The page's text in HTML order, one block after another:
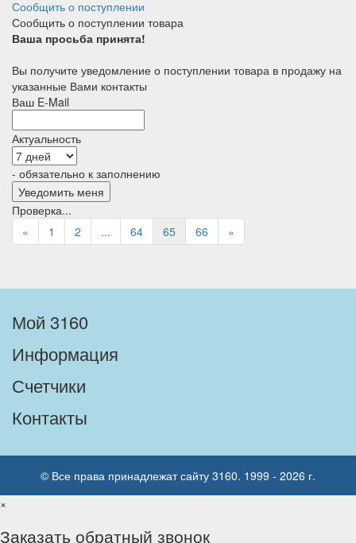
Сообщить о поступлении
Сообщить о поступлении товара
Ваша просьба принята!
Вы получите уведомление о поступлении товара в продажу на
указанные Вами контакты
Ваш E-Mail
Актуальность
- обязательно к заполнению
Проверка...
«
1 2 ... 64 65 66 »
Мой 3160
Информация
Счетчики
Контакты
© Все права принадлежат сайту 3160. 1999 - 2026 г.
×
Заказать обратный звонок